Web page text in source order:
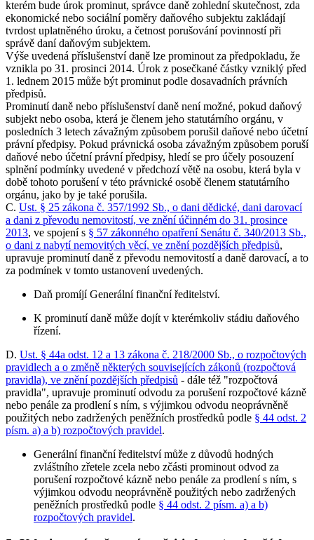
kterém bude úrok prominut, správce daně zohlední skutečnost, zda
ekonomické nebo sociální poměry daňového subjektu zakládají
tvrdost uplatněného úroku, a četnost porušování povinností při
správě daní daňovým subjektem.
Výše uvedená příslušenství daně lze prominout za předpokladu, že
vznikla po 31. prosinci 2014. Úrok z posečkané částky vzniklý před
1. lednem 2015 může být prominut podle dosavadních právních
předpisů.
Prominutí daně nebo příslušenství daně není možné, pokud daňový
subjekt nebo osoba, která je členem jeho statutárního orgánu, v
posledních 3 letech závažným způsobem porušil daňové nebo účetní
právní předpisy. Pokud právnická osoba závažným způsobem poruší
daňové nebo účetní právní předpisy, hledí se pro účely posouzení
splnění podmínky uvedené v předchozí větě na osobu, která byla v
době tohoto porušení v této právnické osobě členem statutárního
orgánu, jako by je také porušila.
C. Ust. § 25 zákona č. 357/1992 Sb., o dani dědické, dani darovací
a dani z převodu nemovitostí, ve znění účinném do 31. prosince
2013, ve spojení s § 57 zákonného opatření Senátu č. 340/2013 Sb.,
o dani z nabytí nemovitých věcí, ve znění pozdějších předpisů,
upravuje prominutí daně z převodu nemovitostí a daně darovací, a to
za podmínek v tomto ustanovení uvedených.
Daň promíjí Generální finanční ředitelství.
K prominutí daně může dojít v kterémkoliv stádiu daňového
řízení.
D. Ust. § 44a odst. 12 a 13 zákona č. 218/2000 Sb., o rozpočtových
pravidlech a o změně některých souvisejících zákonů (rozpočtová
pravidla), ve znění pozdějších předpisů - dále též "rozpočtová
pravidla", upravuje prominutí odvodu za porušení rozpočtové kázně
nebo penále za prodlení s ním, s výjimkou odvodu neoprávněně
použitých nebo zadržených peněžních prostředků podle § 44 odst. 2
písm. a) a b) rozpočtových pravidel.
Generální finanční ředitelství může z důvodů hodných
zvláštního zřetele zcela nebo zčásti prominout odvod za
porušení rozpočtové kázně nebo penále za prodlení s ním, s
výjimkou odvodu neoprávněně použitých nebo zadržených
peněžních prostředků podle § 44 odst. 2 písm. a) a b)
rozpočtových pravidel.